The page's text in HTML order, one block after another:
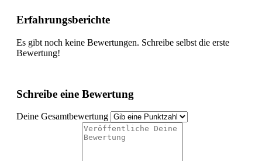
Erfahrungsberichte
Es gibt noch keine Bewertungen. Schreibe selbst die erste
Bewertung!
Schreibe eine Bewertung
Deine Gesamtbewertung